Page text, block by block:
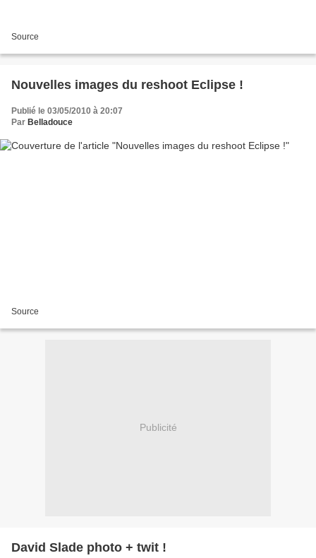
Source
Nouvelles images du reshoot Eclipse !
Publié le 03/05/2010 à 20:07
Par Belladouce
Source
Publicité
David Slade photo + twit !